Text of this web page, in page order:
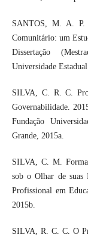
SANTOS, M. A. P.
Comunitário: um
Dissertação
Universidade
SILVA, C. R. C.
Governabilidade.
Fundação
Grande, 2015a.
SILVA, C. M.
sob o Olhar de suas
Profissional em
2015b.
SILVA, R. C. C. O